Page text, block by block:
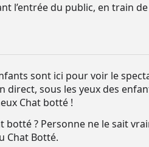
l’entrée du public, en train
sont ici pour voir le
sous les yeux des
Chat botté !
? Personne ne le sait
Chat Botté.